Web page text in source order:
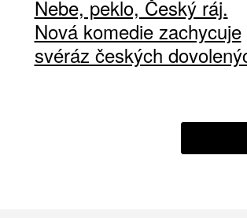
Nebe, peklo, Český ráj.
Nová komedie zachycuje
svéráz českých